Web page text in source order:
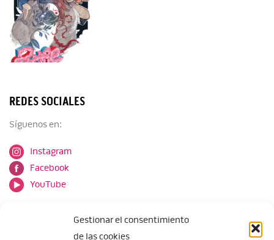
Gestionar el consentimiento
de las cookies
REDES SOCIALES
Síguenos en:
Instagram
Facebook
YouTube